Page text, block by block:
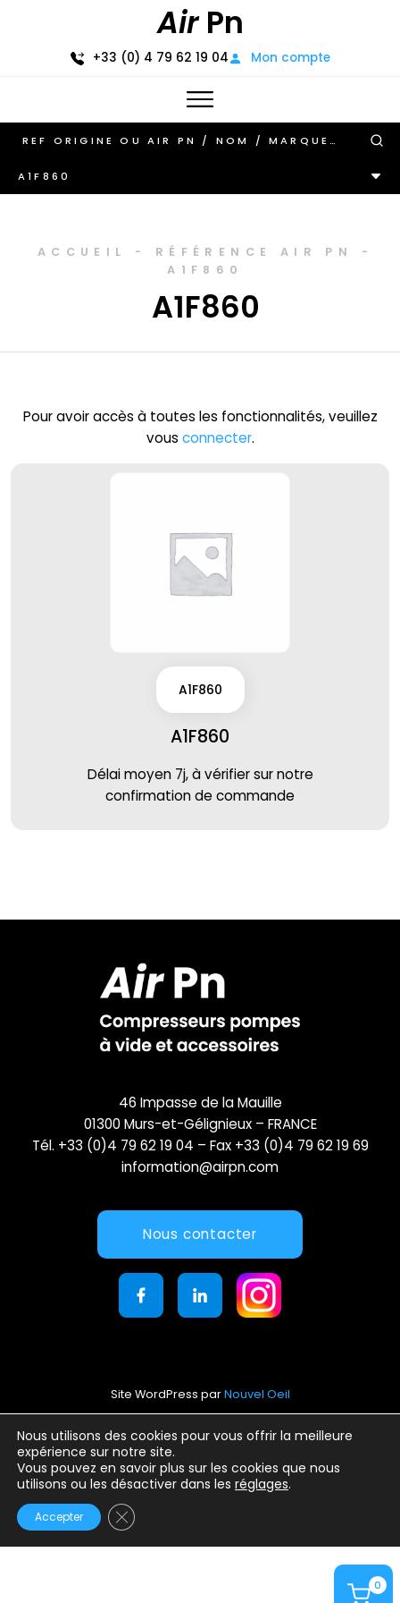
AirPn
+33 (0) 4 79 62 19 04 Mon compte
0
A1F860
ACCUEIL - RÉFÉRENCE AIR PN
-
A1F860
A1F860
Pour avoir accès à toutes les fonctionnalités, veuillez
vous connecter.
A1F860
A1F860
Délai moyen 7j, à vérifier sur notre
confirmation de commande
Nous utilisons des cookies pour vous offrir la meilleure
expérience sur notre site.
Vous pouvez en savoir plus sur les cookies que nous
utilisons ou les désactiver dans les réglages.
Accepter Fermer la bannière des cookies GDPR
46 Impasse de la Mauille
01300 Murs-et-Gélignieux – FRANCE
Tél. +33 (0)4 79 62 19 04 – Fax +33 (0)4 79 62 19 69
information@airpn.com
Nous contacter
Site WordPress parNouvel Oeil
Mentions légales
Conditions générales d’utilisation
Politique de confidentialité